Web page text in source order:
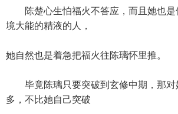
陈楚心生怕福火不答应，而且她也是
境大能的精液的人，
她自然也是着急把福火往陈璃怀里推。
毕竟陈璃只要突破到玄修中期，那对
多，不比她自己突破